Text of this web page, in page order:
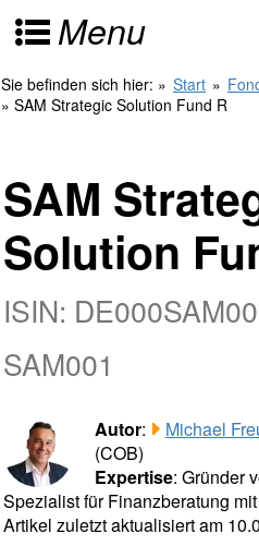
Menu
Sie befinden sich hier: » Start »
» SAM Strategic Solution Fund R
SAM
Solution
ISIN:
SAM001
Autor: Michael
(COB)
Expertise: Gründer
Spezialist für Finanzberatung
Artikel zuletzt aktualisiert am